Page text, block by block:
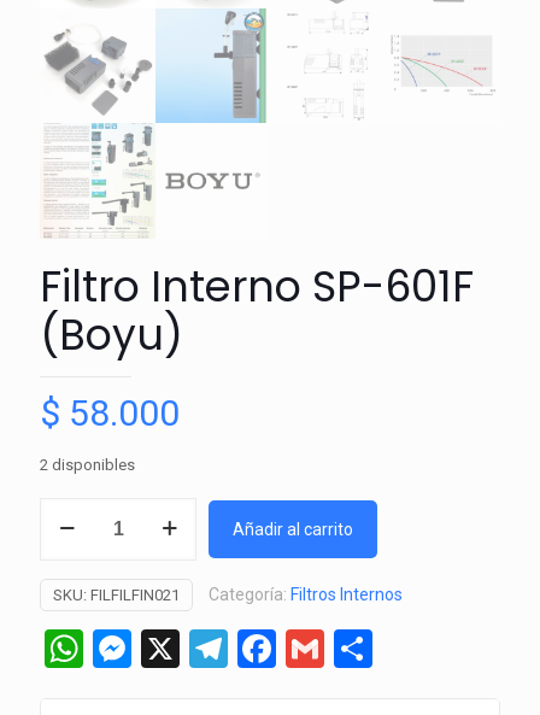
Filtro Interno SP-601F
(Boyu)
$ 58.000
2 disponibles
601F
(Boyu)
cantidad
Añadir al carrito
SKU: FILFILFIN021 Categoría: Filtros Internos
WhatsApp
Messenger
X Telegram
Facebook
Gmail